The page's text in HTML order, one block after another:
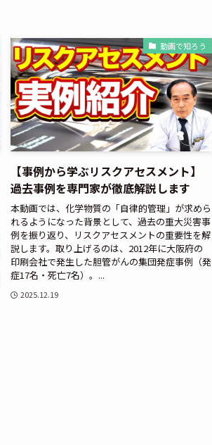
動画で知ろう
【事例から学ぶリスクアセスメント】
過去事例を専門家が徹底解説します
本動画では、化学物質の「自律的管理」が求めら
れるようになった背景として、過去の重大災害事
例を振り返り、リスクアセスメントの重要性を解
説します。取り上げるのは、2012年に大阪府の
印刷会社で発生した胆管がんの集団発症事例（発
症17名・死亡7名）。...
2025.12.19